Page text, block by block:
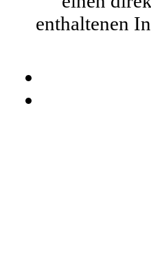
enthaltenen